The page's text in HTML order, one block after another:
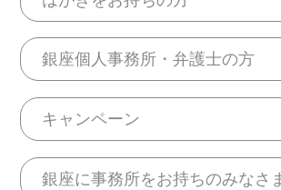
銀座個人事務所・弁護士の方
キャンペーン
銀座に事務所をお持ちのみなさ